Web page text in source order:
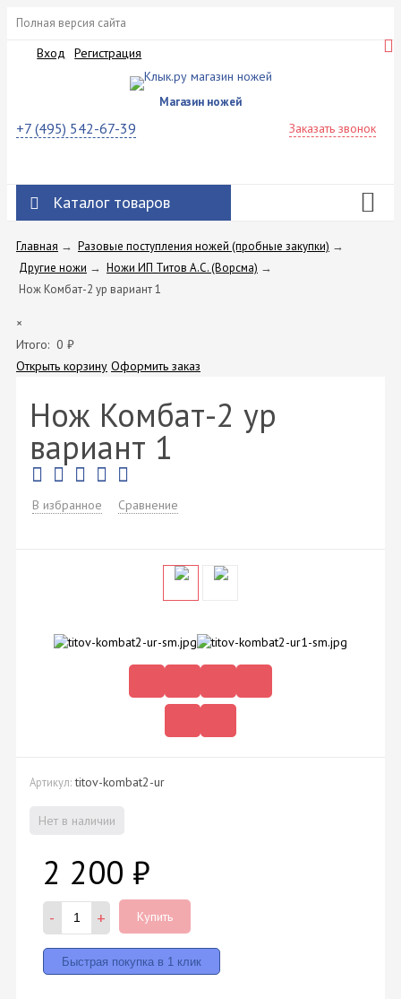
Полная версия сайта
Вход Регистрация
Магазин ножей
+7 (495) 542-67-39 Заказать звонок
Каталог товаров
Главная → Разовые поступления ножей (пробные закупки) →
Другие ножи → Ножи ИП Титов A.C. (Ворсма) →
Нож Комбат-2 ур вариант 1
×
Итого: 0 ₽
Открыть корзину Оформить заказ
Нож Комбат-2 ур
вариант 1
В избранное Сравнение
Артикул: titov-kombat2-ur
Нет в наличии
2 200 ₽
- + Купить